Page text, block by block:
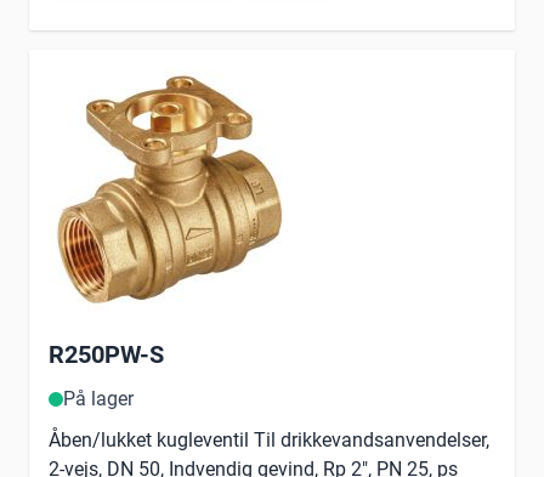
R250PW-S
På lager
Åben/lukket kugleventil Til drikkevandsanvendelser,
2-vejs, DN 50, Indvendig gevind, Rp 2", PN 25, ps